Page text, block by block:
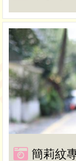
簡莉紋